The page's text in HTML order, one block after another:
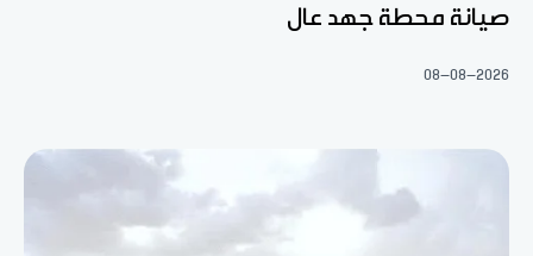
صيانة محطة جهد عال
08-08-2026